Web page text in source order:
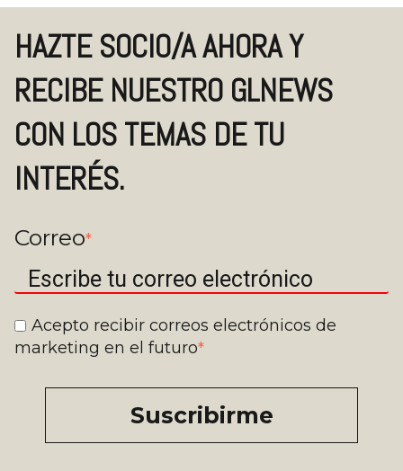
HAZTE SOCIO/A AHORA Y
RECIBE NUESTRO GLNEWS
CON LOS TEMAS DE TU
INTERÉS.
Correo*
Acepto recibir correos electrónicos de
marketing en el futuro*